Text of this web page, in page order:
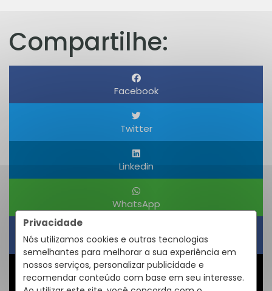
Privacidade
Nós utilizamos cookies e outras tecnologias
semelhantes para melhorar a sua experiência em
nossos serviços, personalizar publicidade e
recomendar conteúdo com base em seu interesse.
Compartilhe:
Facebook
Twitter
Linkedin
WhatsApp
Obter um Link
Compartilhar